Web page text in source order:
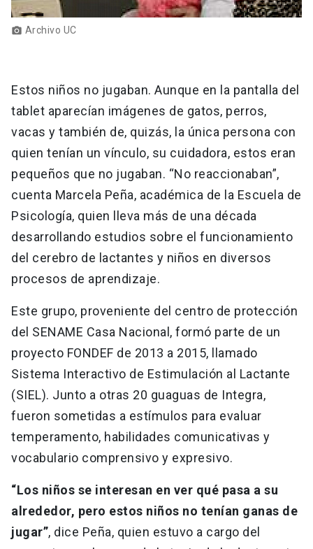
photo_camera Archivo UC
Estos niños no jugaban. Aunque en la pantalla del
tablet aparecían imágenes de gatos, perros,
vacas y también de, quizás, la única persona con
quien tenían un vínculo, su cuidadora, estos eran
pequeños que no jugaban. “No reaccionaban”,
cuenta Marcela Peña, académica de la Escuela de
Psicología, quien lleva más de una década
desarrollando estudios sobre el funcionamiento
del cerebro de lactantes y niños en diversos
procesos de aprendizaje.
Este grupo, proveniente del centro de protección
del SENAME Casa Nacional, formó parte de un
proyecto FONDEF de 2013 a 2015, llamado
Sistema Interactivo de Estimulación al Lactante
(SIEL). Junto a otras 20 guaguas de Integra,
fueron sometidas a estímulos para evaluar
temperamento, habilidades comunicativas y
vocabulario comprensivo y expresivo.
“Los niños se interesan en ver qué pasa a su
alrededor, pero estos niños no tenían ganas de
jugar”, dice Peña, quien estuvo a cargo del